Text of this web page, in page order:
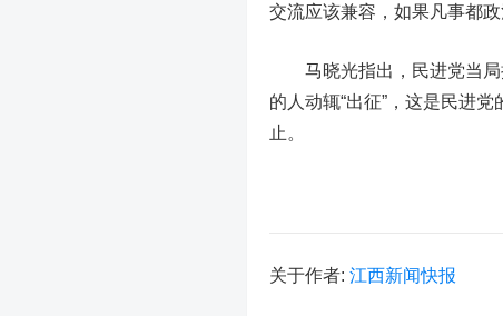
交流应该兼容，如果凡事都政
马晓光指出，民进党当局
的人动辄“出征”，这是民进
止。
关于作者: 江西新闻快报